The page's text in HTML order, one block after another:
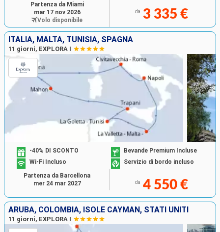
da 3 335 €
Partenza da Miami
mar 17 nov 2026
Volo disponibile
ITALIA, MALTA, TUNISIA, SPAGNA
11 giorni, EXPLORA I
-40% DI SCONTO
Bevande Premium Incluse
Wi-Fi Incluso
Servizio di bordo incluso
da 4 550 €
Partenza da Barcellona
mer 24 mar 2027
ARUBA, COLOMBIA, ISOLE CAYMAN, STATI UNITI
11 giorni, EXPLORA I